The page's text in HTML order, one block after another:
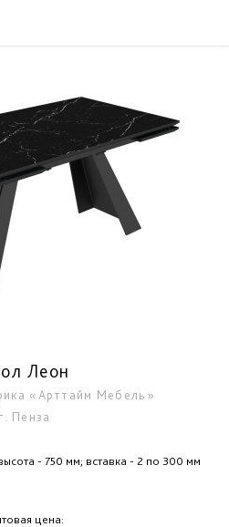
Леон
«Арттайм Мебель»
г. Пенза
- 750 мм; вставка - 2 по 300 мм
цена: